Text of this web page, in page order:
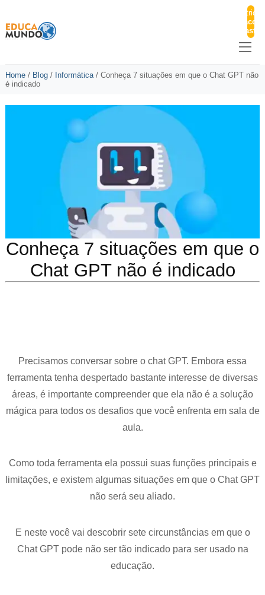
Pacote
Master
Home / Blog / Informática / Conheça 7 situações em que o Chat GPT não
é indicado
Conheça 7 situações em que o
Chat GPT não é indicado
Precisamos conversar sobre o chat GPT. Embora essa
ferramenta tenha despertado bastante interesse de diversas
áreas, é importante compreender que ela não é a solução
mágica para todos os desafios que você enfrenta em sala de
aula.
Como toda ferramenta ela possui suas funções principais e
limitações, e existem algumas situações em que o Chat GPT
não será seu aliado.
E neste você vai descobrir sete circunstâncias em que o
Chat GPT pode não ser tão indicado para ser usado na
educação.